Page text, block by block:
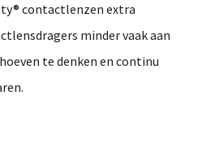
contactlenzen extra
minder vaak aan
te denken en continu